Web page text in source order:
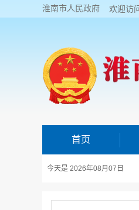
淮南市人民政府 欢迎访
首页
今天是 2026年08月07日